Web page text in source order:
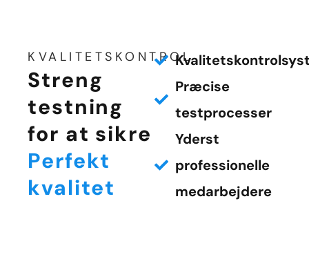
KVALITETSKONTROL
Streng
testning
for at sikre
Perfekt
kvalitet
Præcise
testprocesser
Yderst
professionelle
medarbejdere